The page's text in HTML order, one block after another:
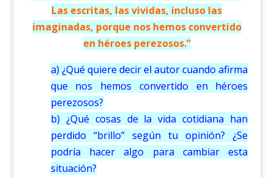
Las escritas, las vividas, incluso las
imaginadas, porque nos hemos convertido
en héroes perezosos.”
a) ¿Qué quiere decir el autor cuando afirma
que nos hemos convertido en héroes
perezosos?
b) ¿Qué cosas de la vida cotidiana han
perdido “brillo” según tu opinión? ¿Se
podría hacer algo para cambiar esta
situación?